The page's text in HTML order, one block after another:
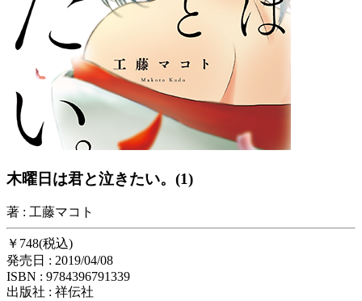
木曜日は君と泣きたい。(1)
著 : 工藤マコト
￥748(税込)
発売日 : 2019/04/08
ISBN : 9784396791339
出版社 : 祥伝社